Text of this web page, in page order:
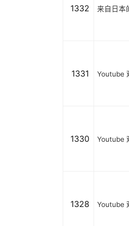
1332 来自日本
1331 Youtube
1330 Youtube
1328 Youtube